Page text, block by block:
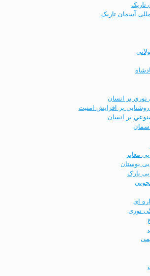
تاریک
آسمان تاریک
نوري بر انسان
بر افزايش امنيت
بر انسان
معابر
بوستان
پارک
ای
نوری